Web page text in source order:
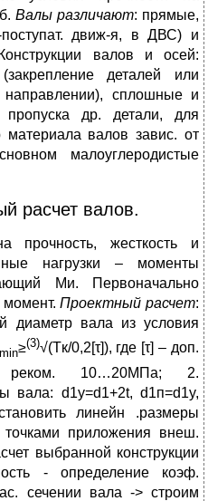
Валы различают: прямые,
поступат. движ-я, в ДВС) и
валов и осей:
деталей или
сплошные и
др. детали, для
валов завис. от
малоуглеродистые
расчет валов.
прочность, жесткость и
нагрузки – моменты
Ми. Первоначально
момент.Проектный расчет:
диаметр вала из условия
min≥(3)√(Tк/0,2[τ]), где [τ] – доп.
реком. 10…20МПа; 2.
вала: d1y=d1+2t, d1п=d1y,
линейн .размеры
приложения внеш.
выбранной конструкции
- определение коэф.
сечении вала -> строим